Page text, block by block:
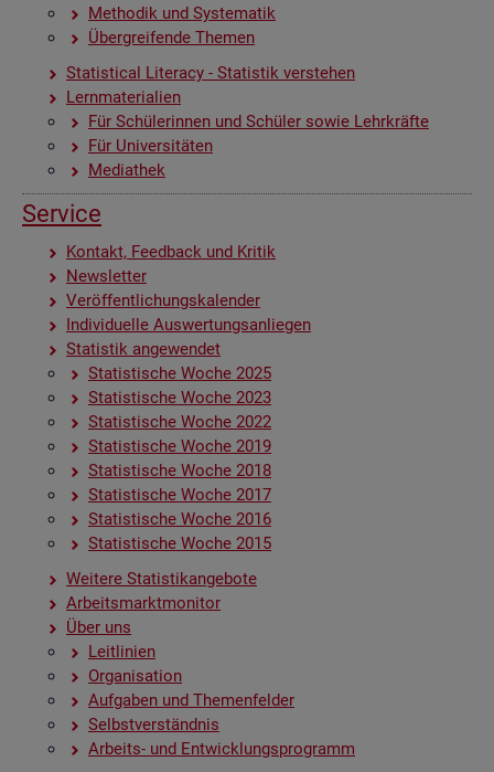
Me­tho­dik und Sys­te­ma­tik
Über­grei­fen­de The­men
Sta­ti­s­ti­cal Li­te­r­acy - Sta­tis­tik ver­ste­hen
Lern­ma­te­ria­li­en
Für Schü­le­rin­nen und Schü­ler sowie Lehr­kräf­te
Für Uni­ver­si­tä­ten
Me­dia­thek
Ser­vice
Kon­takt, Feed­back und Kri­tik
News­let­ter
Ver­öf­fent­li­chungs­ka­len­der
In­di­vi­du­el­le Aus­wer­tungs­an­lie­gen
Sta­tis­tik an­ge­wen­det
Sta­tis­ti­sche Woche 2025
Sta­tis­ti­sche Woche 2023
Sta­tis­ti­sche Woche 2022
Sta­tis­ti­sche Woche 2019
Sta­tis­ti­sche Woche 2018
Sta­tis­ti­sche Woche 2017
Sta­tis­ti­sche Woche 2016
Sta­tis­ti­sche Woche 2015
Wei­te­re Sta­tis­tik­an­ge­bo­te
Ar­beits­markt­mo­ni­tor
Über uns
Leit­li­ni­en
Or­ga­ni­sa­ti­on
Auf­ga­ben und The­men­fel­der
Selbst­ver­ständ­nis
Ar­beits- und Ent­wick­lungs­pro­gramm